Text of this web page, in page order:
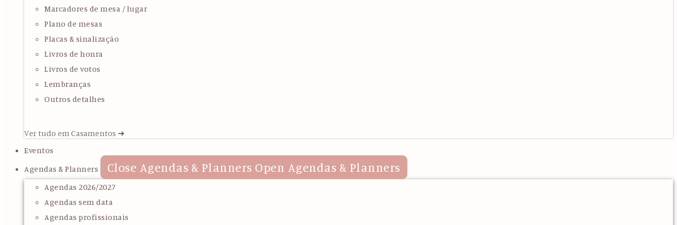
Marcadores de mesa / lugar
Plano de mesas
Placas & sinalização
Livros de honra
Livros de votos
Lembranças
Outros detalhes
Ver tudo em Casamentos ➜
Eventos
Agendas & Planners
Close Agendas & Planners Open Agendas & Planners
Agendas 2026/2027
Agendas sem data
Agendas profissionais